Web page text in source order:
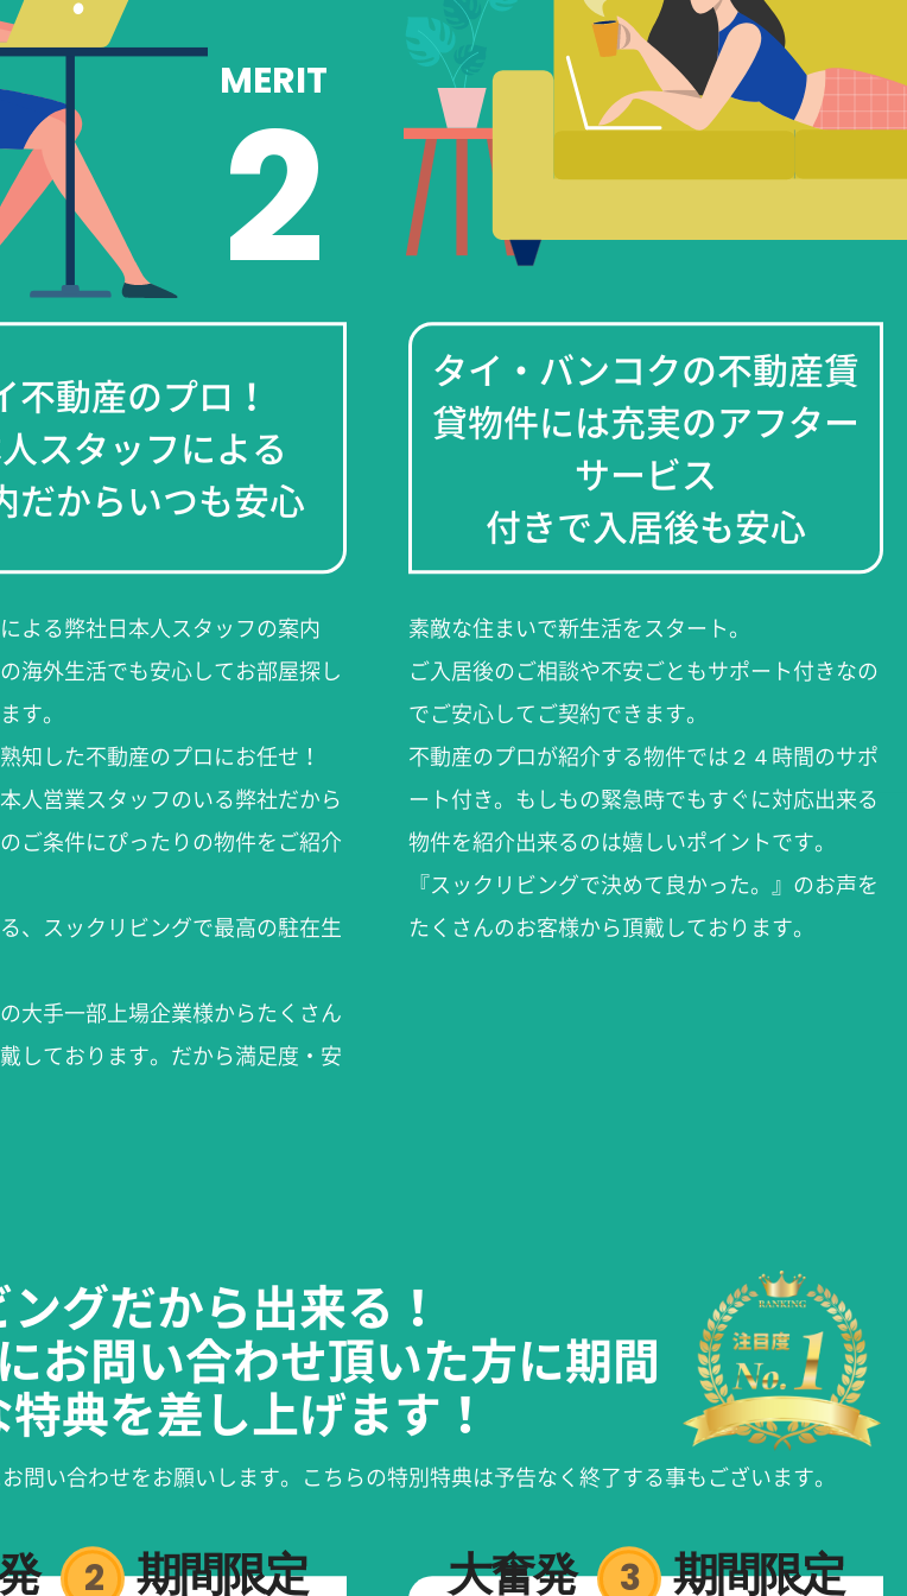
2
不動産のプロ！
人スタッフによる
だからいつも安心
よる弊社日本人スタッフの案内
海外生活でも安心してお部屋探し
す。
知した不動産のプロにお任せ！
人営業スタッフのいる弊社だから
ご条件にぴったりの物件をご紹介
、スックリビングで最高の駐在生
大手一部上場企業様からたくさん
しております。だから満足度・安
タイ・バンコクの不動産賃
貸物件には充実のアフター
サービス
付きで入居後も安心
素敵な住まいで新生活をスタート。
ご入居後のご相談や不安ごともサポート付きなの
でご安心してご契約できます。
不動産のプロが紹介する物件では２４時間のサポ
ート付き。もしもの緊急時でもすぐに対応出来る
物件を紹介出来るのは嬉しいポイントです。
『スックリビングで決めて良かった。』のお声を
たくさんのお客様から頂戴しております。
グだから出来る！
お問い合わせ頂いた方に期間
典を差し上げます！
い合わせをお願いします。こちらの特別特典は予告なく終了する事もございます。
2 期間限定 大奮発 3 期間限定